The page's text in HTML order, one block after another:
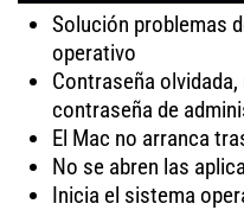
Solución problemas
operativo
Contraseña
contraseña de
El Mac no arranca
No se abren las
Inicia el sistema